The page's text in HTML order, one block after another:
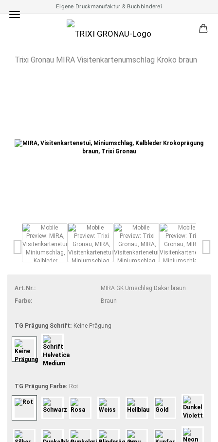
Eigene Druckmanufaktur & Buchbinderei
Trixi Gronau MIRA Visitenkartenumschlag Kroko braun
Art.Nr.:
MIRA GK Umschlag Dakar braun
Farbe:
Braun
TG Prägung Schrift: Keine Prägung
TG Prägung Farbe: Rot